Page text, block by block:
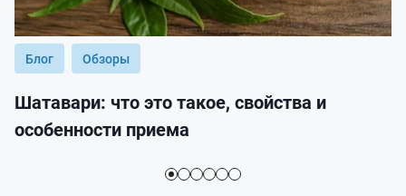
Блог Обзоры
Шатавари: что это такое, свойства и
особенности приема